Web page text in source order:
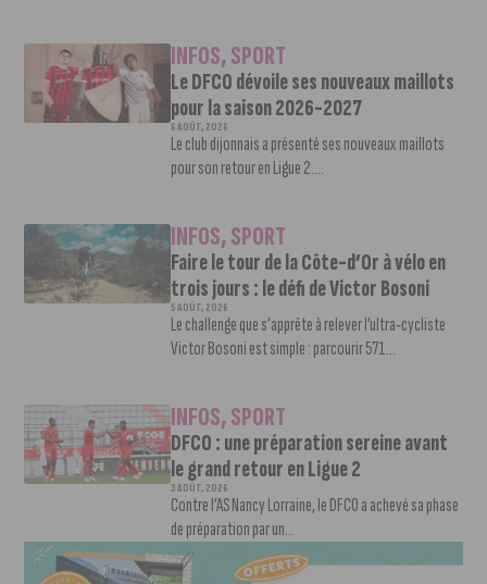
INFOS,SPORT
Le DFCO dévoile ses nouveaux maillots
pour la saison 2026-2027
6 AOÛT, 2026
Le club dijonnais a présenté ses nouveaux maillots
pour son retour en Ligue 2....
INFOS,SPORT
Faire le tour de la Côte-d’Or à vélo en
trois jours : le défi de Victor Bosoni
5 AOÛT, 2026
Le challenge que s’apprête à relever l’ultra-cycliste
Victor Bosoni est simple : parcourir 571...
INFOS,SPORT
DFCO : une préparation sereine avant
le grand retour en Ligue 2
3 AOÛT, 2026
Contre l’AS Nancy Lorraine, le DFCO a achevé sa phase
de préparation par un...